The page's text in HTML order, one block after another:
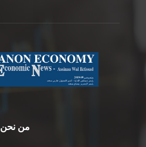
من نحن